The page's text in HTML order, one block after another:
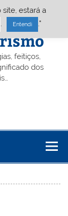
feitiços,
dos
estará a
Entendi ."